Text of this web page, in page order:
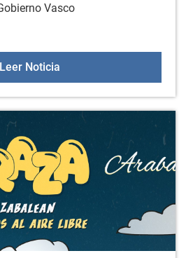
Vasco
Leer NoticiaEstudio sobre actividad